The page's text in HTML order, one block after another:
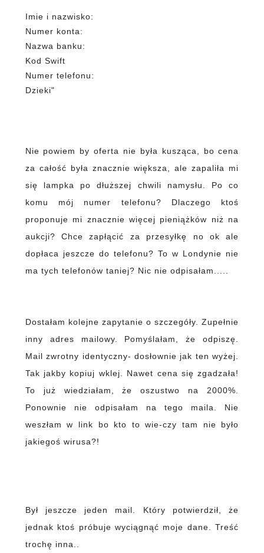
Imie i nazwisko:
Numer konta:
Nazwa banku:
Kod Swift
Numer telefonu:
Dzieki"
Nie powiem by oferta nie była kusząca, bo cena
za całość była znacznie większa, ale zapaliła mi
się lampka po dłuższej chwili namysłu. Po co
komu mój numer telefonu? Dlaczego ktoś
proponuje mi znacznie więcej pieniążków niż na
aukcji? Chce zapłącić za przesyłkę no ok ale
dopłaca jeszcze do telefonu? To w Londynie nie
ma tych telefonów taniej? Nic nie odpisałam.....
Dostałam kolejne zapytanie o szczegóły. Zupełnie
inny adres mailowy. Pomyślałam, że odpiszę.
Mail zwrotny identyczny- dosłownie jak ten wyżej.
Tak jakby kopiuj wklej. Nawet cena się zgadzała!
To już wiedziałam, że oszustwo na 2000%.
Ponownie nie odpisałam na tego maila. Nie
weszłam w link bo kto to wie-czy tam nie było
jakiegoś wirusa?!
Był jeszcze jeden mail. Który potwierdził, że
jednak ktoś próbuje wyciągnąć moje dane. Treść
trochę inna..